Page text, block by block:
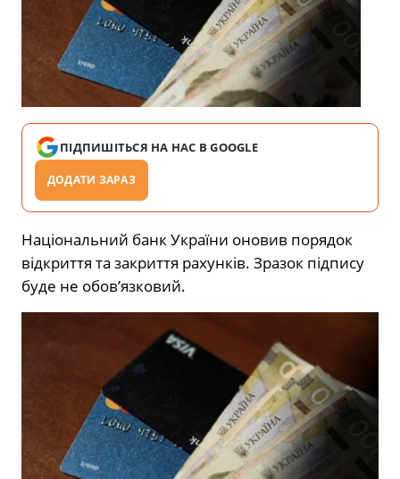
ПІДПИШІТЬСЯ НА НАС В GOOGLE
ДОДАТИ ЗАРАЗ
Національний банк України оновив порядок
відкриття та закриття рахунків. Зразок підпису
буде не обов’язковий.